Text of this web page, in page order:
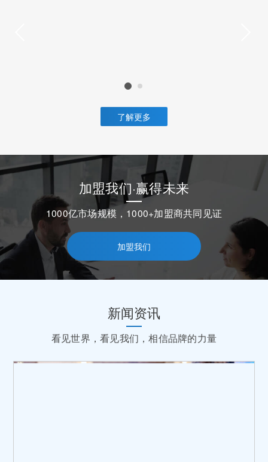
了解更多
加盟我们·赢得未来
1000亿市场规模，1000+加盟商共同见证
加盟我们
新闻资讯
看见世界，看见我们，相信品牌的力量